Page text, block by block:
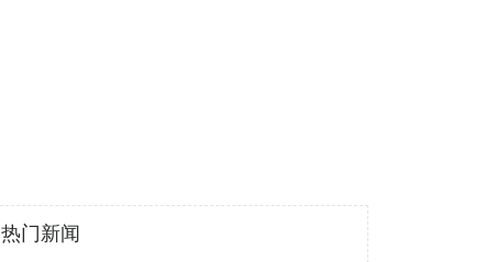
热门新闻